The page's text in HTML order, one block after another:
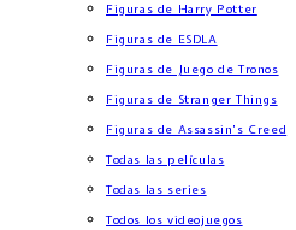
Figuras de Harry Potter
Figuras de ESDLA
Figuras de Juego de Tronos
Figuras de Stranger Things
Figuras de Assassin’s Creed
Todas las películas
Todas las series
Todos los videojuegos